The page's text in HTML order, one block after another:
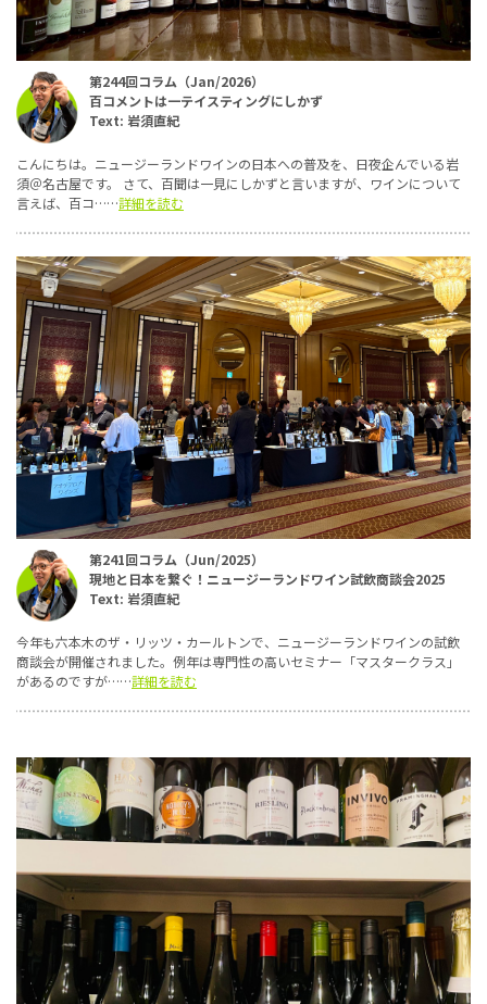
第244回コラム（Jan/2026）
百コメントは一テイスティングにしかず
Text: 岩須直紀
こんにちは。ニュージーランドワインの日本への普及を、日夜企んでいる岩
須＠名古屋です。 さて、百聞は一見にしかずと言いますが、ワインについて
言えば、百コ……詳細を読む
第241回コラム（Jun/2025）
現地と日本を繋ぐ！ニュージーランドワイン試飲商談会2025
Text: 岩須直紀
今年も六本木のザ・リッツ・カールトンで、ニュージーランドワインの試飲
商談会が開催されました。例年は専門性の高いセミナー「マスタークラス」
があるのですが……詳細を読む